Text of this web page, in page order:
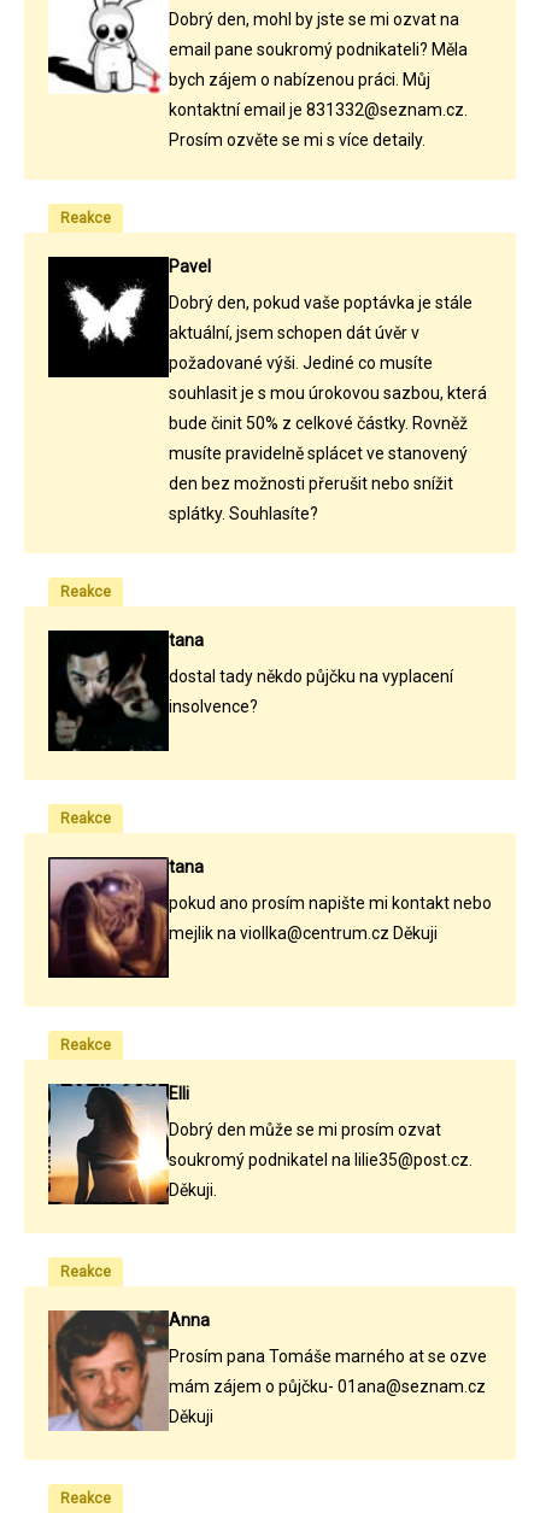
Dobrý den, mohl by jste se mi ozvat na
email pane soukromý podnikateli? Měla
bych zájem o nabízenou práci. Můj
kontaktní email je 831332@seznam.cz.
Prosím ozvěte se mi s více detaily.
Reakce
Pavel
Dobrý den, pokud vaše poptávka je stále
aktuální, jsem schopen dát úvěr v
požadované výši. Jediné co musíte
souhlasit je s mou úrokovou sazbou, která
bude činit 50% z celkové částky. Rovněž
musíte pravidelně splácet ve stanovený
den bez možnosti přerušit nebo snížit
splátky. Souhlasíte?
Reakce
tana
dostal tady někdo půjčku na vyplacení
insolvence?
Reakce
tana
pokud ano prosím napište mi kontakt nebo
mejlik na viollka@centrum.cz Děkuji
Reakce
Elli
Dobrý den může se mi prosím ozvat
soukromý podnikatel na lilie35@post.cz.
Děkuji.
Reakce
Anna
Prosím pana Tomáše marného at se ozve
mám zájem o půjčku- 01ana@seznam.cz
Děkuji
Reakce